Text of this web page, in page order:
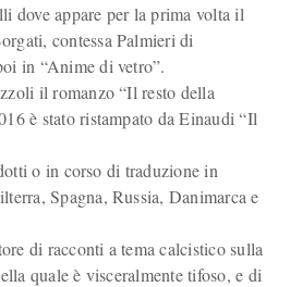
dove appare per la prima volta il
contessa Palmieri di
in “Anime di vetro”.
il romanzo “Il resto della
è stato ristampato da Einaudi “Il
o in corso di traduzione in
Spagna, Russia, Danimarca e
di racconti a tema calcistico sulla
quale è visceralmente tifoso, e di